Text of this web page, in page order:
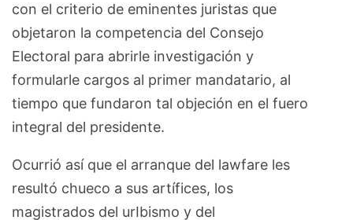
con el criterio de eminentes juristas que
objetaron la competencia del Consejo
Electoral para abrirle investigación y
formularle cargos al primer mandatario, al
tiempo que fundaron tal objeción en el fuero
integral del presidente.
Ocurrió así que el arranque del lawfare les
resultó chueco a sus artífices, los
magistrados del urIbismo y del